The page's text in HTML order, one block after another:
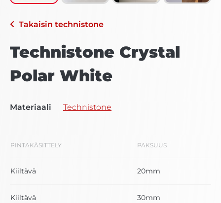
Takaisin technistone
Technistone Crystal
Polar White
Materiaali Technistone
PINTAKÄSITTELY PAKSUUS
Kiiltävä 20mm
Kiiltävä 30mm